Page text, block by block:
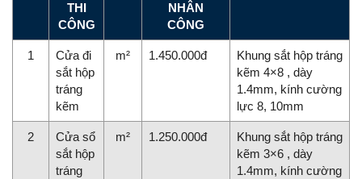
THI
CÔNG
NHÂN
CÔNG
1
Cửa đi
sắt hộp
tráng
kẽm
m² 1.450.000đ
Khung sắt hộp tráng
kẽm 4×8 , dày
1.4mm, kính cường
lực 8, 10mm
2
Cửa sổ
sắt hộp
tráng
m² 1.250.000đ
Khung sắt hộp tráng
kẽm 3×6 , dày
1.4mm, kính cường